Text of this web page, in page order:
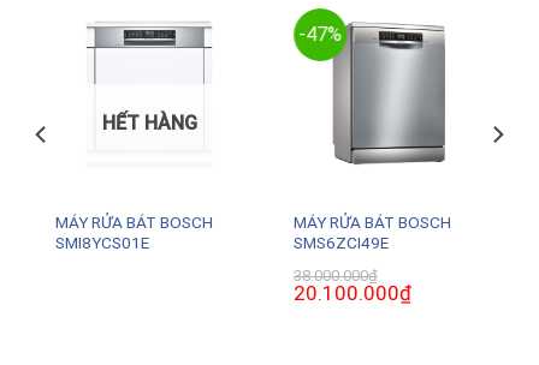
HẾT HÀNG
MÁY RỬA BÁT BOSCH
SMI8YCS01E
-47%
MÁY RỬA BÁT BOSCH
SMS6ZCI49E
38.000.000₫
Giá
gốc
20.100.000₫Giá
hiện